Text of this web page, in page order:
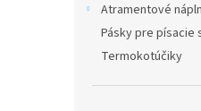
Atramentové
Pásky pre písacie
Termokotúčiky